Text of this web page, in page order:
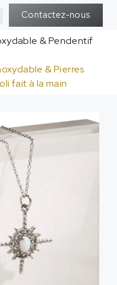
Contactez-nous
& Pendentif
& Pierres
fait à la main